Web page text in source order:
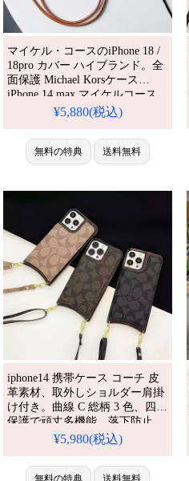
マイケル・コースのiPhone 18 /
18pro カバー ハイブランド。全
面保護 Michael Korsケース
iPhone 14 max マイケルコース
アイホン14pro maxカバー
ス ハイブランド アイホン12 pro
max/12pro 送料無料 マイケルコ
ース保護ケース。芸能人も愛用
¥5,880(税込)
無料の特典 送料無料
iphone14 携帯ケース コーチ 皮
革素材、取外しショルダー肩掛
け付き。曲線 C 総柄 3 色、四角
保護で頑丈多機能、落下防止、
上品なハイブランド風で大人レ
ディースにおすすめの保護カバ
ーです。アイフォン
14pro/14promax/13/12/11/SE/8/7
¥5,980(税込)
無料の特典 送料無料